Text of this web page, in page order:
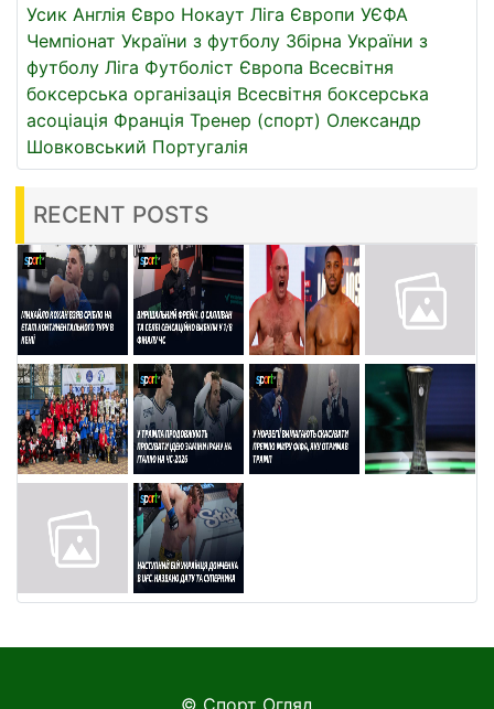
Усик Англія Євро Нокаут Ліга Європи УЄФА
Чемпіонат України з футболу Збірна України з
футболу Ліга Футболіст Європа Всесвітня
боксерська організація Всесвітня боксерська
асоціація Франція Тренер (спорт) Олександр
Шовковський Португалія
RECENT POSTS
© Спорт Огляд